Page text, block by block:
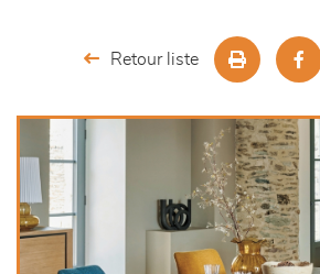
décoration
Retour liste